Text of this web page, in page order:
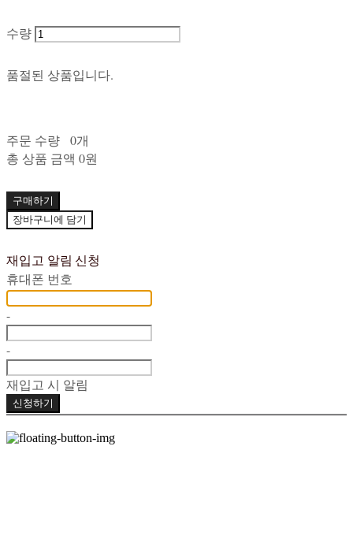
수량
품절된 상품입니다.
주문 수량
0개
총 상품 금액 0원
구매하기
장바구니에 담기
재입고 알림 신청
휴대폰 번호
-
-
재입고 시 알림
신청하기